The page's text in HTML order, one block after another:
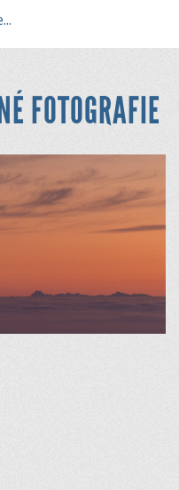
„Naučte se
ve které učí
fotografie.
FOTOGRAFIE